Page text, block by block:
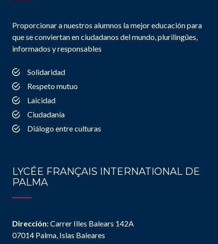
Proporcionar a nuestros alumnos la mejor educación para
que se conviertan en ciudadanos del mundo, plurilingües,
informados y responsables
Solidaridad
Respeto mutuo
Laicidad
Ciudadanía
Diálogo entre culturas
LYCÉE FRANÇAIS INTERNATIONAL DE
PALMA
Dirección:Carrer Illes Balears 142A
07014 Palma, Islas Baleares